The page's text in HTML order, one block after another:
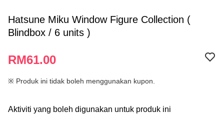
Hatsune Miku Window Figure Collection (
Blindbox / 6 units )
RM61.00
※ Produk ini tidak boleh menggunakan kupon.
Aktiviti yang boleh digunakan untuk produk ini